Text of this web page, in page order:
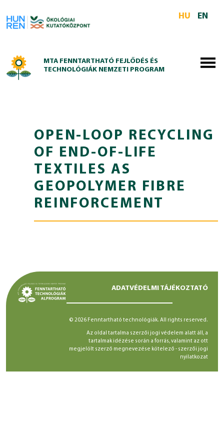
HU
EN
MTA FENNTARTHATÓ FEJLŐDÉS ÉS
TECHNOLÓGIÁK NEMZETI PROGRAM
OPEN-LOOP RECYCLING
OF END-OF-LIFE
TEXTILES AS
GEOPOLYMER FIBRE
REINFORCEMENT
ADATVÉDELMI TÁJÉKOZTATÓ
© 2026 Fenntartható technológiák. All rights reserved.
Az oldal tartalma szerzői jogi védelem alatt áll, a
tartalmak idézése során a forrás, valamint az ott
megjelölt szerző megnevezése kötelező - szerzői jogi
nyilatkozat